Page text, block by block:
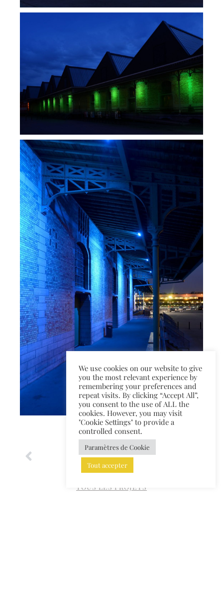
TOUS LES PROJETS
We use cookies on our website to give
you the most relevant experience by
remembering your preferences and
repeat visits. By clicking “Accept All”,
you consent to the use of ALL the
cookies. However, you may visit
"Cookie Settings" to provide a
controlled consent.
Paramètres de Cookie
Tout accepter